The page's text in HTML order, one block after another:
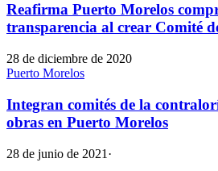
Reafirma Puerto Morelos
transparencia al crear Comité
28 de diciembre de 2020
Puerto Morelos
Integran comités de la
obras en Puerto Morelos
28 de junio de 2021 ·